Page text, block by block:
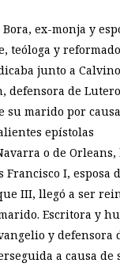
ex-monja y
teóloga y
junto a
defensora de
su marido por
epístolas
o de
Francisco I, esposa
III, llegó a ser
Escritora y
y defensora
a causa de